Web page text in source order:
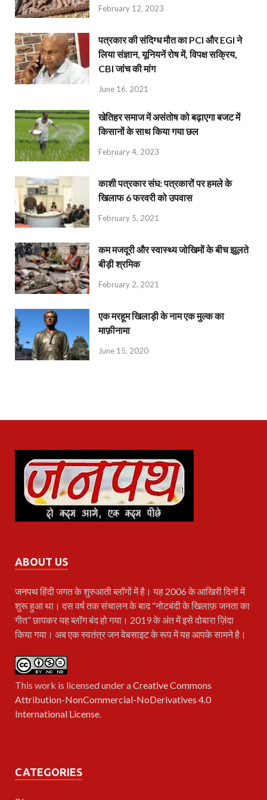
February 12, 2023
पत्रकार की संदिग्ध मौत का PCI और EGI ने
लिया संज्ञान, यूनियनें रोष में, विपक्ष सक्रिय,
CBI जांच की मांग
June 16, 2021
खेतिहर समाज में असंतोष को बढ़ाएगा बजट में
किसानों के साथ किया गया छल
February 4, 2023
काशी पत्रकार संघ: पत्रकारों पर हमले के
खिलाफ 6 फरवरी को उपवास
February 5, 2021
कम मजदूरी और स्वास्थ्य जोखिमों के बीच झूलते
बीड़ी श्रमिक
February 2, 2021
एक मरहूम खिलाड़ी के नाम एक मुल्क का
माफ़ीनामा
June 15, 2020
ABOUT US
जनपथहिंदी जगत के शुरुआती ब्लॉगों में है। यह 2006 के आखिरी दिनों में
शुरू हुआ था। दस वर्ष तक संचालन के बाद “नोटबंदी के खिलाफ़ जनता का
गीत” छापकर यह ब्लॉग बंद हो गया। 2019 के अंत में इसे दोबारा ज़िंदा
किया गया। अब एक स्वतंत्र जन वेबसाइट के रूप में यह आपके सामने है।
This work is licensed under aCreative Commons
Attribution-NonCommercial-NoDerivatives 4.0
International License.
CATEGORIES